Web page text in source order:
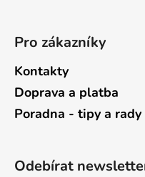
Pro zákazníky
Kontakty
Doprava a platba
Poradna - tipy a rady
Odebírat